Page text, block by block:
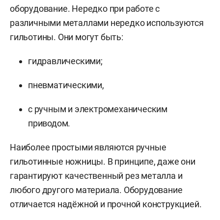
оборудование. Нередко при работе с
различными металлами нередко используются
гильотины. Они могут быть:
гидравлическими;
пневматическими,
с ручным и электромеханическим
приводом.
Наиболее простыми являются ручные
гильотинные ножницы. В принципе, даже они
гарантируют качественный рез металла и
любого другого материала. Оборудование
отличается надёжной и прочной конструкцией.